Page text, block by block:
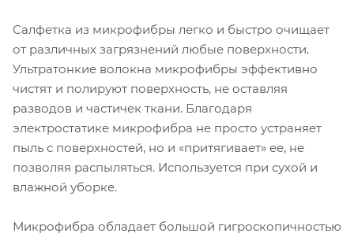
Салфетка из микрофибры легко и быстро очищает
от различных загрязнений любые поверхности.
Ультратонкие волокна микрофибры эффективно
чистят и полируют поверхность, не оставляя
разводов и частичек ткани. Благодаря
электростатике микрофибра не просто устраняет
пыль с поверхностей, но и «притягивает» ее, не
позволяя распыляться. Используется при сухой и
влажной уборке.
Микрофибра обладает большой гигроскопичностью